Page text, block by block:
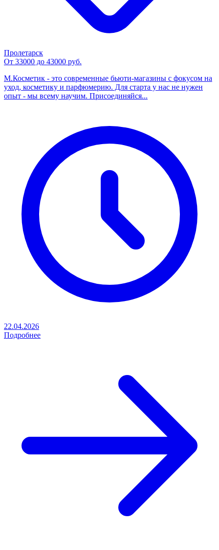
Пролетарск
От 33000 до 43000 руб.
М.Косметик - это современные бьюти-магазины с фокусом на
уход, косметику и парфюмерию. Для старта у нас не нужен
опыт - мы всему научим. Присоединяйся...
22.04.2026
Подробнее